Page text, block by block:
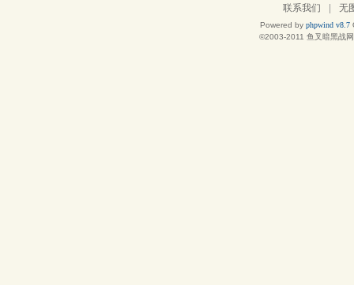
联系我们 无
Powered by phpwind v8.7
©2003-2011 鱼叉暗黑战网